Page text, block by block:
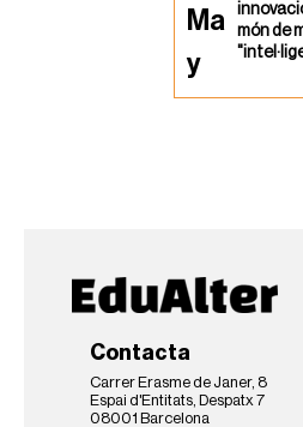
Ma
y
món de
Contacta
Carrer Erasme de Janer, 8
Espai d'Entitats, Despatx 7
08001 Barcelona